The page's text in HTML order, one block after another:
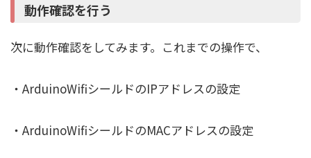
動作確認を行う
次に動作確認をしてみます。これまでの操作で、
・ArduinoWifiシールドのIPアドレスの設定
・ArduinoWifiシールドのMACアドレスの設定